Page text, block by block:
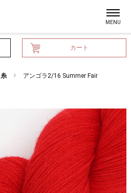
カート
糸 アンゴラ2/16 Summer Fair